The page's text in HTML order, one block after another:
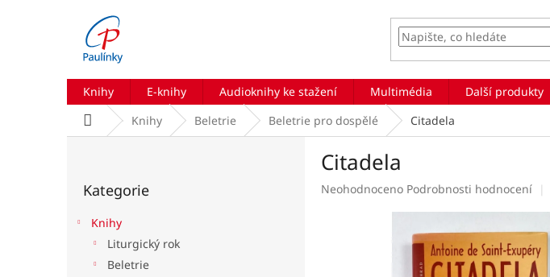
Knihy E-knihy Audioknihy ke stažení Multimédia Další produkty
Domů Knihy Beletrie Beletrie pro dospělé Citadela
kategorie
Kategorie
Knihy
Liturgický rok
Beletrie
Citadela
Průměrné
Neohodnoceno Podrobnosti hodnocení